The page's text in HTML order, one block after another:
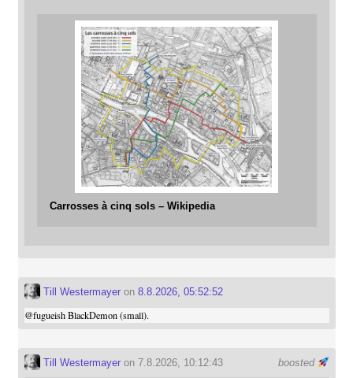
Carrosses à cinq sols – Wikipedia
Till Westermayeron 8.8.2026, 05:52:52
@fugueishBlackDemon (small).
boosted
Till Westermayeron 7.8.2026, 10:12:43